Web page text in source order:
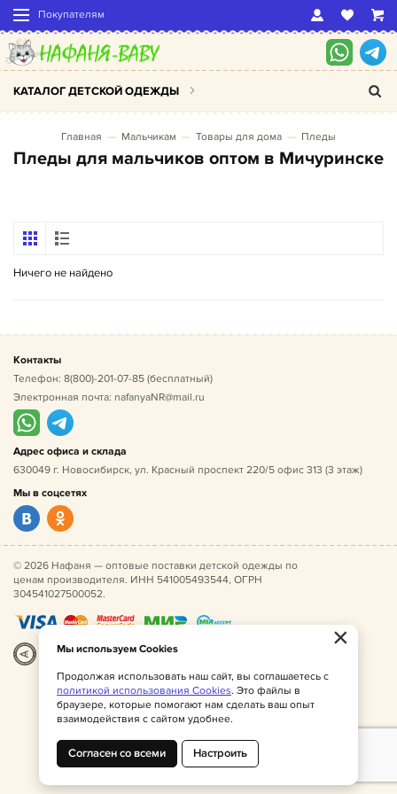
Покупателям
КАТАЛОГ ДЕТСКОЙ ОДЕЖДЫ
Главная Мальчикам Товары для дома Пледы
Пледы для мальчиков оптом в Мичуринске
Ничего не найдено
Контакты
Телефон: 8(800)-201-07-85 (бесплатный)
Электронная почта: nafanyaNR@mail.ru
Адрес офиса и склада
630049 г. Новосибирск, ул. Красный проспект 220/5 офис 313 (3 этаж)
Мы в соцсетях
© 2026 Нафаня — оптовые поставки детской одежды по
ценам производителя. ИНН 541005493544, ОГРН
304541027500052.
Разработка|Веб-аналитика ×
Мы используем Cookies
Продолжая использовать наш сайт, вы соглашаетесь с
политикой использования Cookies. Это файлы в
браузере, которые помогают нам сделать ваш опыт
взаимодействия с сайтом удобнее.
Согласен со всеми Настроить